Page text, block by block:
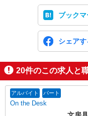
ブックマ
シェアす
20件のこの求人と
アルバイト パート
On the Desk